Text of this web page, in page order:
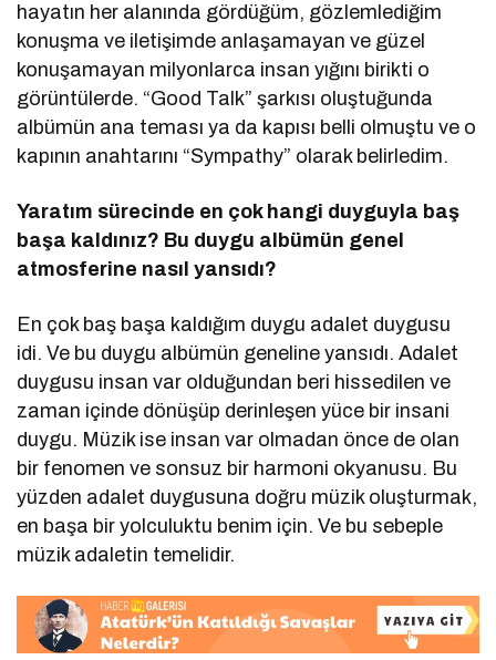
hayatın her alanında gördüğüm, gözlemlediğim
konuşma ve iletişimde anlaşamayan ve güzel
konuşamayan milyonlarca insan yığını birikti o
görüntülerde. “Good Talk” şarkısı oluştuğunda
albümün ana teması ya da kapısı belli olmuştu ve o
kapının anahtarını “Sympathy” olarak belirledim.
Yaratım sürecinde en çok hangi duyguyla baş
başa kaldınız? Bu duygu albümün genel
atmosferine nasıl yansıdı?
En çok baş başa kaldığım duygu adalet duygusu
idi. Ve bu duygu albümün geneline yansıdı. Adalet
duygusu insan var olduğundan beri hissedilen ve
zaman içinde dönüşüp derinleşen yüce bir insani
duygu. Müzik ise insan var olmadan önce de olan
bir fenomen ve sonsuz bir harmoni okyanusu. Bu
yüzden adalet duygusuna doğru müzik oluşturmak,
en başa bir yolculuktu benim için. Ve bu sebeple
müzik adaletin temelidir.